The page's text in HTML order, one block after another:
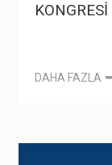
DAHA FAZLA